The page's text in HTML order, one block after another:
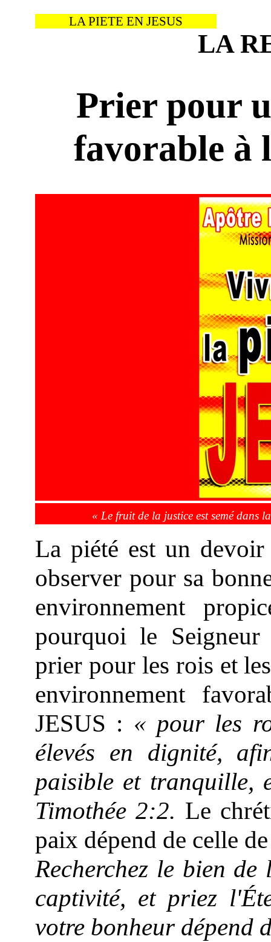
LA PIETE EN JESUS
LA
Prier pour
favorable à
« Le fruit de la justice est semé dans
La piété est un
observer pour sa
environnement
pourquoi le Seigneur
prier pour les rois et
environnement
JESUS : « pour les
élevés en dignité,
paisible et tranquille,
Timothée 2:2. Le
paix dépend de celle
Recherchez le bien
captivité, et priez
votre bonheur dépend